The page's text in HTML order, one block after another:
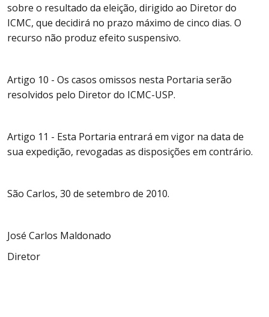
sobre o resultado da eleição, dirigido ao Diretor do
ICMC, que decidirá no prazo máximo de cinco dias. O
recurso não produz efeito suspensivo.
Artigo 10 - Os casos omissos nesta Portaria serão
resolvidos pelo Diretor do ICMC-USP.
Artigo 11 - Esta Portaria entrará em vigor na data de
sua expedição, revogadas as disposições em contrário.
São Carlos, 30 de setembro de 2010.
José Carlos Maldonado
Diretor